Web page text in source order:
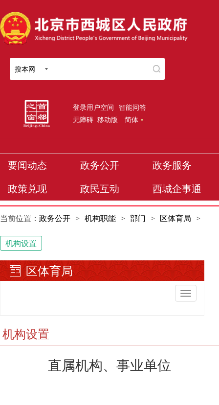
搜本网
登录用户空间 智能问答
无障碍 移动版 简体
要闻动态 政务公开 政务服务
政策兑现 政民互动 西城企事通
当前位置： 政务公开 > 机构职能 > 部门 > 区体育局 >
机构设置
区体育局
切
换
机构设置
直属机构、事业单位